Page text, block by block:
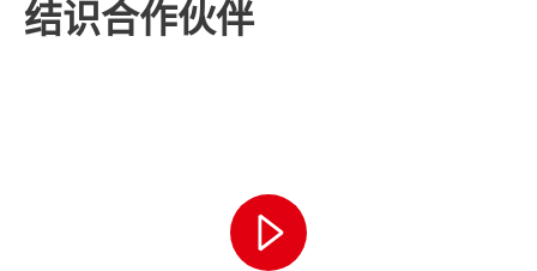
结识合作伙伴